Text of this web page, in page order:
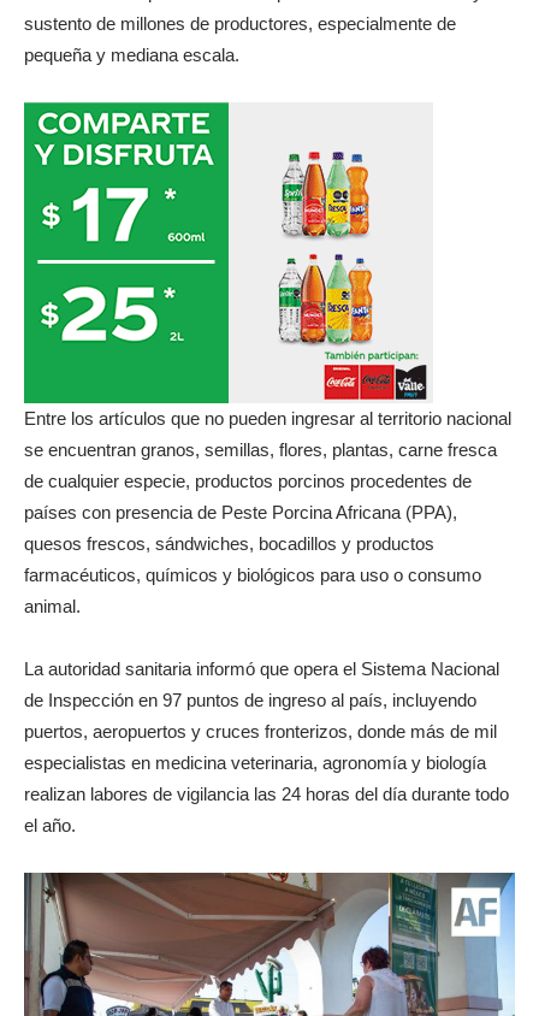
sustento de millones de productores, especialmente de
pequeña y mediana escala.
Entre los artículos que no pueden ingresar al territorio nacional
se encuentran granos, semillas, flores, plantas, carne fresca
de cualquier especie, productos porcinos procedentes de
países con presencia de Peste Porcina Africana (PPA),
quesos frescos, sándwiches, bocadillos y productos
farmacéuticos, químicos y biológicos para uso o consumo
animal.
La autoridad sanitaria informó que opera el Sistema Nacional
de Inspección en 97 puntos de ingreso al país, incluyendo
puertos, aeropuertos y cruces fronterizos, donde más de mil
especialistas en medicina veterinaria, agronomía y biología
realizan labores de vigilancia las 24 horas del día durante todo
el año.